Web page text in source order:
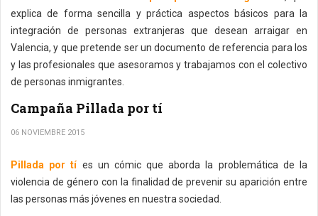
explica de forma sencilla y práctica aspectos básicos para la
integración de personas extranjeras que desean arraigar en
Valencia, y que pretende ser un documento de referencia para los
y las profesionales que asesoramos y trabajamos con el colectivo
de personas inmigrantes.
Campaña Pillada por tí
06 NOVIEMBRE 2015
Pillada por tíes un cómic que aborda la problemática de la
violencia de género con la finalidad de prevenir su aparición entre
las personas más jóvenes en nuestra sociedad.